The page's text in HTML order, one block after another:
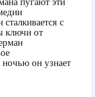
с
ключи от
ночью он узнает